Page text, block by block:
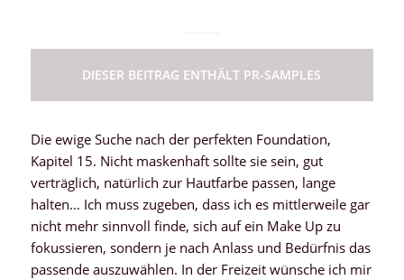
DIESER BEITRAG ENTHÄLT PR-SAMPLES
Die ewige Suche nach der perfekten Foundation,
Kapitel 15. Nicht maskenhaft sollte sie sein, gut
verträglich, natürlich zur Hautfarbe passen, lange
halten… Ich muss zugeben, dass ich es mittlerweile gar
nicht mehr sinnvoll finde, sich auf ein Make Up zu
fokussieren, sondern je nach Anlass und Bedürfnis das
passende auszuwählen. In der Freizeit wünsche ich mir